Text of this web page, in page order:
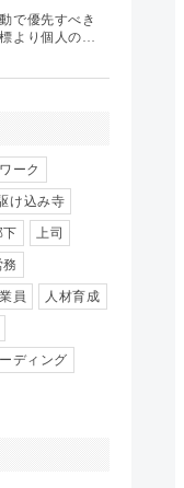
（112）
（19）
）
）
で優先すべき
より個人の…
ーク
け込み寺
下 上司
務
員 人材育成
ディング